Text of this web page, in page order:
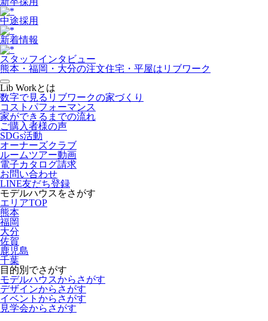
中途採用
新着情報
スタッフインタビュー
熊本・福岡・大分の注文住宅・平屋はリブワーク
Lib Workとは
数字で見るリブワークの家づくり
コストパフォーマンス
家ができるまでの流れ
ご購入者様の声
SDGs活動
オーナーズクラブ
ルームツアー動画
電子カタログ請求
お問い合わせ
LINE友だち登録
モデルハウスをさがす
エリアTOP
熊本
福岡
大分
佐賀
鹿児島
千葉
目的別でさがす
モデルハウスからさがす
デザインからさがす
イベントからさがす
見学会からさがす